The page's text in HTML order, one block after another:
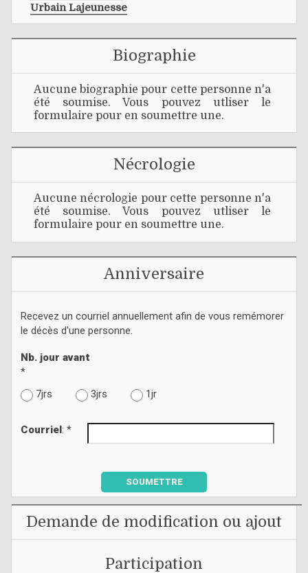
Urbain Lajeunesse
Biographie
Aucune biographie pour cette personne n'a
été soumise. Vous pouvez utliser le
formulaire pour en soumettre une.
Nécrologie
Aucune nécrologie pour cette personne n'a
été soumise. Vous pouvez utliser le
formulaire pour en soumettre une.
Anniversaire
Recevez un courriel annuellement afin de vous remémorer
le décès d'une personne.
Nb. jour avant
*
7jrs
3jrs 1jr
Courriel : *
SOUMETTRE
Demande de modification ou ajout
Participation